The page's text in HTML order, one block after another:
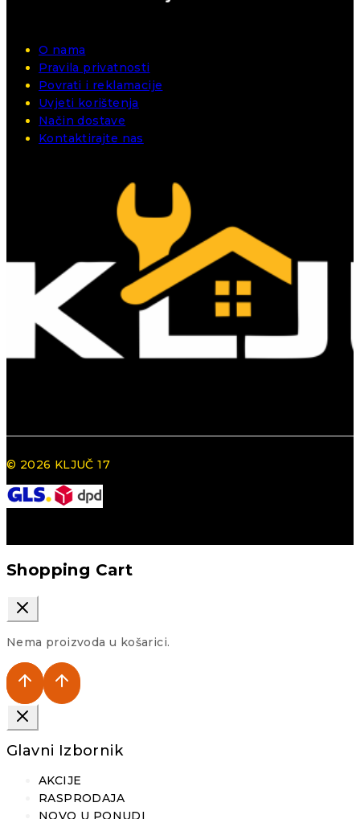
O nama
Pravila privatnosti
Povrati i reklamacije
Uvjeti korištenja
Način dostave
Kontaktirajte nas
© 2026 KLJUČ 17
Shopping Cart
Nema proizvoda u košarici.
Glavni Izbornik
AKCIJE
RASPRODAJA
NOVO U PONUDI